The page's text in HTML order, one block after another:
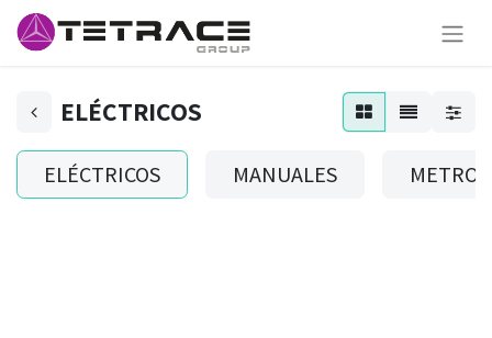
ELÉCTRICOS
ELÉCTRICOS MANUALES METROS